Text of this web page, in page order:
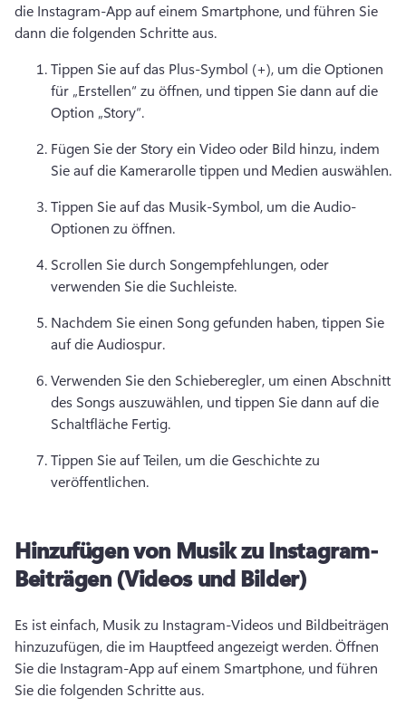
die Instagram-App auf einem Smartphone, und führen Sie
dann die folgenden Schritte aus.
Tippen Sie auf das Plus-Symbol (+), um die Optionen
für „Erstellen“ zu öffnen, und tippen Sie dann auf die
Option „Story“.
Fügen Sie der Story ein Video oder Bild hinzu, indem
Tippen Sie auf das Musik-Symbol, um die Audio-
Optionen zu öffnen.
Scrollen Sie durch Songempfehlungen, oder
verwenden Sie die Suchleiste.
Nachdem Sie einen Song gefunden haben, tippen Sie
auf die Audiospur.
Verwenden Sie den Schieberegler, um einen Abschnitt
des Songs auszuwählen, und tippen Sie dann auf die
Schaltfläche Fertig.
Tippen Sie auf Teilen, um die Geschichte zu
veröffentlichen.
Hinzufügen von Musik zu Instagram-
Beiträgen (Videos und Bilder)
Es ist einfach, Musik zu Instagram-Videos und Bildbeiträgen
hinzuzufügen, die im Hauptfeed angezeigt werden. Öffnen
Sie die Instagram-App auf einem Smartphone, und führen
Sie die folgenden Schritte aus.